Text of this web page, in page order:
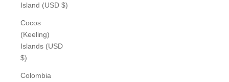
Island (USD $)
Cocos
(Keeling)
Islands (USD
$)
Colombia